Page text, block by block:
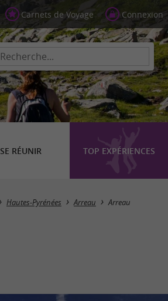
Carnets de Voyage Connexion
SE RÉUNIR TOP EXPÉRIENCES
Hautes-Pyrénées Arreau Arreau